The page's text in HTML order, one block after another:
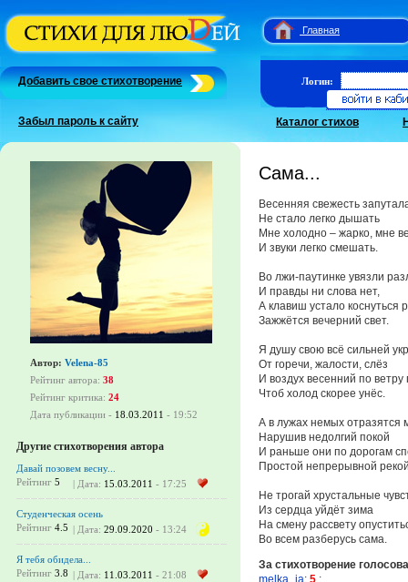
Главная
Добавить свое стихотворение
Забыл пароль к сайту
Логин:
Каталог стихов
Автор: Velena-85
Рейтинг автора: 38
Рейтинг критика: 24
Дата публикации - 18.03.2011 - 19:52
Другие стихотворения автора
Давай позовем весну...
Рейтинг 5 | Дата: 15.03.2011 - 17:25
Cтуденческая осень
Рейтинг 4.5 | Дата: 29.09.2020 - 13:24
Я тебя обидела...
Рейтинг 3.8 | Дата: 11.03.2011 - 21:08
Сама...
Весенняя свежесть
Не стало легко дышать
Мне холодно – жарко, мне
И звуки легко смешать.
Во лжи-паутинке увязли
И правды ни слова нет,
А клавиш устало коснуться
Зажжётся вечерний свет.
Я душу свою всё сильней
От горечи, жалости, слёз
И воздух весенний по ветру
Чтоб холод скорее унёс.
А в лужах немых
Нарушив недолгий покой
И раньше они по дорогам
Простой непрерывной
Не трогай хрустальные
Из сердца уйдёт зима
На смену рассвету
Во всем разберусь сама.
За стихотворение
melka_ja: 5 ;